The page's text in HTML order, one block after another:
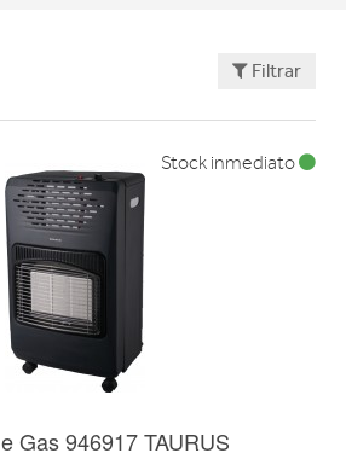
Filtrar
Gas 946917 TAURUS
Stock inmediato